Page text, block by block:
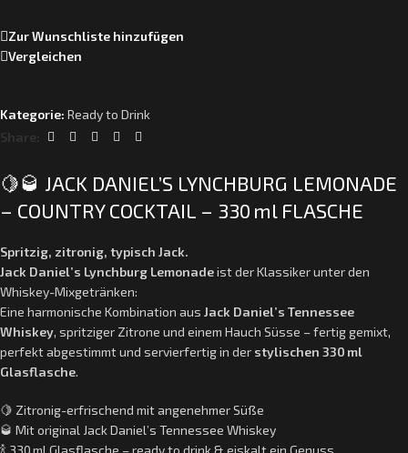
Zur Wunschliste hinzufügen
Vergleichen
Kategorie: Ready to Drink
Share:
🍋🥃 JACK DANIEL’S LYNCHBURG LEMONADE
– COUNTRY COCKTAIL – 330 ml FLASCHE
Spritzig, zitronig, typisch Jack.
Jack Daniel’s Lynchburg Lemonadeist der Klassiker unter den
Whiskey-Mixgetränken:
Eine harmonische Kombination aus Jack Daniel’s Tennessee
Whiskey, spritziger Zitrone und einem Hauch Süsse – fertig gemixt,
perfekt abgestimmt und servierfertig in der stylischen 330 ml
Glasflasche.
🍋 Zitronig-erfrischend mit angenehmer Süße
🥃 Mit original Jack Daniel’s Tennessee Whiskey
🍾 330 ml Glasflasche – ready to drink & eiskalt ein Genuss